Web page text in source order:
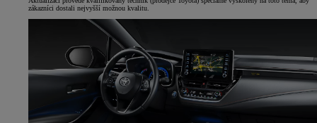
zákazníci dostali nejvyšší možnou kvalitu.